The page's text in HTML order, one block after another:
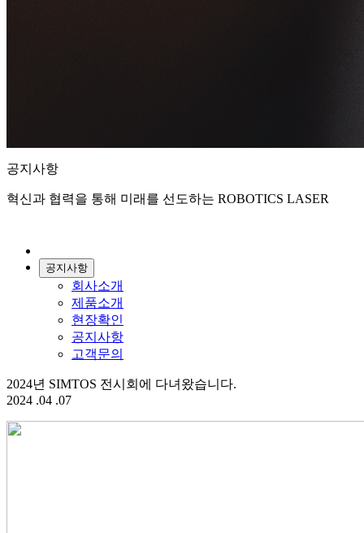
공지사항
혁신과 협력을 통해 미래를 선도하는 ROBOTICS LASER
공지사항
회사소개
제품소개
현장확인
공지사항
고객문의
2024년 SIMTOS 전시회에 다녀왔습니다.
2024 .04 .07